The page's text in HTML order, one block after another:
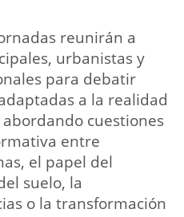
reunirán a
urbanistas y
para debatir
a la realidad
cuestiones
entre
el papel del
suelo, la
o la transformación